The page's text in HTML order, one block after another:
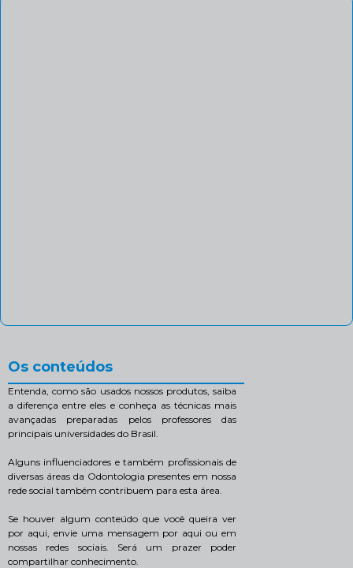
Os conteúdos
Entenda, como são usados nossos produtos, saiba
a diferença entre eles e conheça as técnicas mais
avançadas preparadas pelos professores das
principais universidades do Brasil.
Alguns influenciadores e também profissionais de
diversas áreas da Odontologia presentes em nossa
rede social também contribuem para esta área.
Se houver algum conteúdo que você queira ver
por aqui, envie uma mensagem por aqui ou em
nossas redes sociais. Será um prazer poder
compartilhar conhecimento.